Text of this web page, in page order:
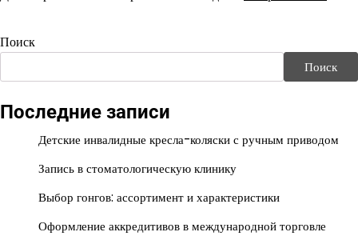
Поиск
Поиск
Последние записи
Детские инвалидные кресла-коляски с ручным приводом
Запись в стоматологическую клинику
Выбор гонгов: ассортимент и характеристики
Оформление аккредитивов в международной торговле